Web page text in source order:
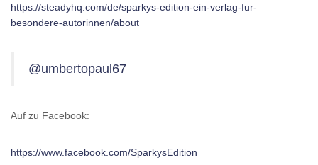
https://steadyhq.com/de/sparkys-edition-ein-verlag-fur-
besondere-autorinnen/about
@umbertopaul67
Auf zu Facebook:
https://www.facebook.com/SparkysEdition